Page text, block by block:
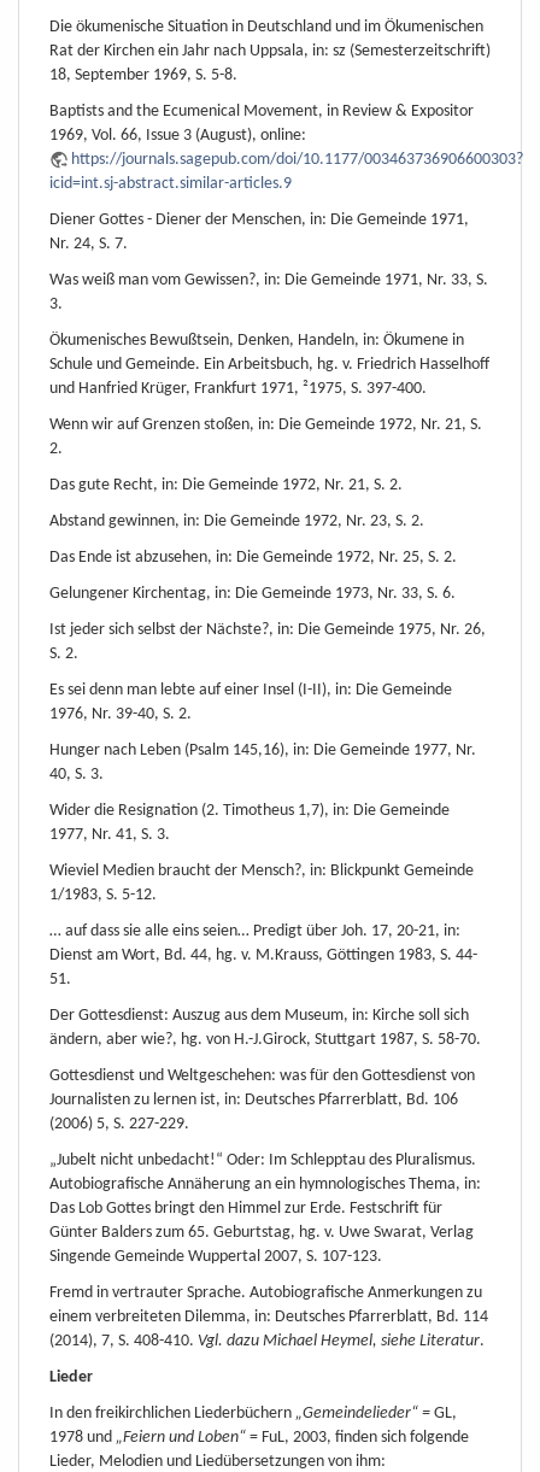
Die ökumenische Situation in Deutschland und im Ökumenischen
Rat der Kirchen ein Jahr nach Uppsala, in: sz (Semesterzeitschrift)
18, September 1969, S. 5-8.
Baptists and the Ecumenical Movement, in Review & Expositor
1969, Vol. 66, Issue 3 (August), online:
https://journals.sagepub.com/doi/10.1177/003463736906600303?
icid=int.sj-abstract.similar-articles.9
Diener Gottes - Diener der Menschen, in: Die Gemeinde 1971,
Nr. 24, S. 7.
Was weiß man vom Gewissen?, in: Die Gemeinde 1971, Nr. 33, S.
3.
Ökumenisches Bewußtsein, Denken, Handeln, in: Ökumene in
Schule und Gemeinde. Ein Arbeitsbuch, hg. v. Friedrich Hasselhoff
und Hanfried Krüger, Frankfurt 1971, ²1975, S. 397-400.
Wenn wir auf Grenzen stoßen, in: Die Gemeinde 1972, Nr. 21, S.
2.
Das gute Recht, in: Die Gemeinde 1972, Nr. 21, S. 2.
Abstand gewinnen, in: Die Gemeinde 1972, Nr. 23, S. 2.
Das Ende ist abzusehen, in: Die Gemeinde 1972, Nr. 25, S. 2.
Gelungener Kirchentag, in: Die Gemeinde 1973, Nr. 33, S. 6.
Ist jeder sich selbst der Nächste?, in: Die Gemeinde 1975, Nr. 26,
S. 2.
Es sei denn man lebte auf einer Insel (I-II), in: Die Gemeinde
1976, Nr. 39-40, S. 2.
Hunger nach Leben (Psalm 145,16), in: Die Gemeinde 1977, Nr.
40, S. 3.
Wider die Resignation (2. Timotheus 1,7), in: Die Gemeinde
1977, Nr. 41, S. 3.
Wieviel Medien braucht der Mensch?, in: Blickpunkt Gemeinde
1/1983, S. 5-12.
… auf dass sie alle eins seien… Predigt über Joh. 17, 20-21, in:
Dienst am Wort, Bd. 44, hg. v. M.Krauss, Göttingen 1983, S. 44-
51.
Der Gottesdienst: Auszug aus dem Museum, in: Kirche soll sich
ändern, aber wie?, hg. von H.-J.Girock, Stuttgart 1987, S. 58-70.
Gottesdienst und Weltgeschehen: was für den Gottesdienst von
Journalisten zu lernen ist, in: Deutsches Pfarrerblatt, Bd. 106
(2006) 5, S. 227-229.
„Jubelt nicht unbedacht!“ Oder: Im Schlepptau des Pluralismus.
Autobiografische Annäherung an ein hymnologisches Thema, in:
Das Lob Gottes bringt den Himmel zur Erde. Festschrift für
Günter Balders zum 65. Geburtstag, hg. v. Uwe Swarat, Verlag
Singende Gemeinde Wuppertal 2007, S. 107-123.
Fremd in vertrauter Sprache. Autobiografische Anmerkungen zu
einem verbreiteten Dilemma, in: Deutsches Pfarrerblatt, Bd. 114
(2014), 7, S. 408-410. Vgl. dazu Michael Heymel, siehe Literatur.
Lieder
In den freikirchlichen Liederbüchern „Gemeindelieder“ = GL,
1978 und „Feiern und Loben“ = FuL, 2003, finden sich folgende
Lieder, Melodien und Liedübersetzungen von ihm: